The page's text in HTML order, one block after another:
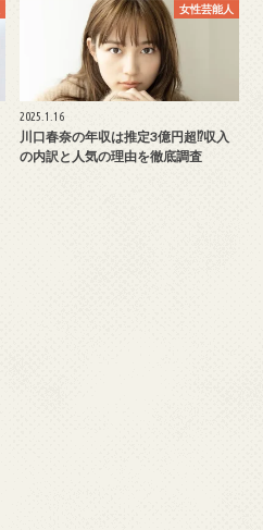
女性芸能人
2025.1.16
川口春奈の年収は推定3億円超⁉収入
の内訳と人気の理由を徹底調査